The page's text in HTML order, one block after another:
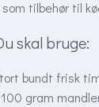
tilbehør til
skal bruge:
bundt frisk
100 gram